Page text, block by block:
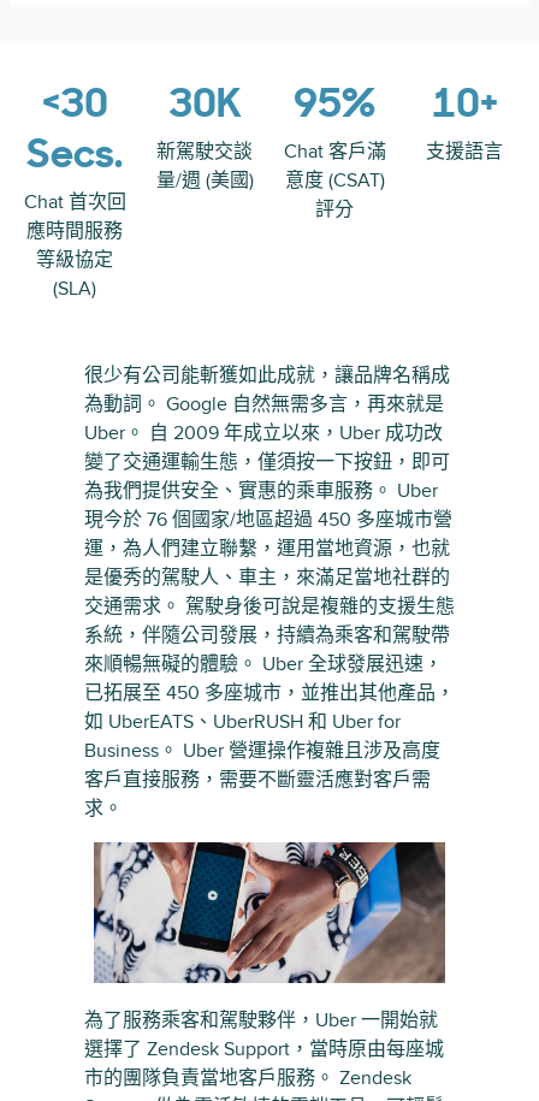
<30
Secs.
Chat 首次回
應時間服務
等級協定
(SLA)
30K
新駕駛交談
量/週 (美國)
95%
Chat 客戶滿
意度 (CSAT)
評分
10+
支援語言
很少有公司能斬獲如此成就，讓品牌名稱成
為動詞。 Google 自然無需多言，再來就是
Uber。 自 2009 年成立以來，Uber 成功改
變了交通運輸生態，僅須按一下按鈕，即可
為我們提供安全、實惠的乘車服務。 Uber
現今於 76 個國家/地區超過 450 多座城市營
運，為人們建立聯繫，運用當地資源，也就
是優秀的駕駛人、車主，來滿足當地社群的
交通需求。 駕駛身後可說是複雜的支援生態
系統，伴隨公司發展，持續為乘客和駕駛帶
來順暢無礙的體驗。 Uber 全球發展迅速，
已拓展至 450 多座城市，並推出其他產品，
如 UberEATS、UberRUSH 和 Uber for
Business。 Uber 營運操作複雜且涉及高度
客戶直接服務，需要不斷靈活應對客戶需
求。
為了服務乘客和駕駛夥伴，Uber 一開始就
選擇了 Zendesk Support，當時原由每座城
市的團隊負責當地客戶服務。 Zendesk